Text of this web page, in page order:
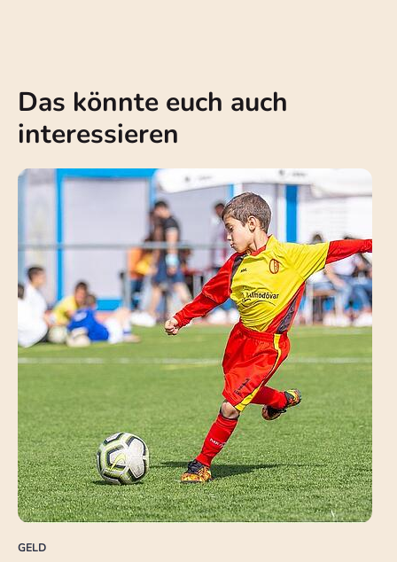
Das könnte euch auch
interessieren
GELD